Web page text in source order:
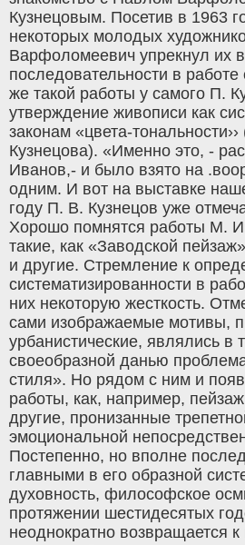
Кузнецовым. Посетив в 1963
некоторых молодых
Варфоломеевич упрекнул их в
последовательности в
же такой работы у самого П.
утверждение живописи как
законам «цвета-
Кузнецова). «Именно это, -
Иванов,- и было взято на
одним. И вот на выставке
году П. В. Кузнецов уже
Хорошо помнятся работы М.
такие, как «Заводской
и другие. Стремление к
систематизированности в
них некоторую жесткость.
сами изображаемые мотивы,
урбанистические, являлись в
своеобразной данью
стиля». Но рядом с ним и
работы, как, например,
другие, пронизанные
эмоциональной
Постепенно, но вполне
главными в его образной
духовность, философское
протяжении шестидесятых
неоднократно возвращается